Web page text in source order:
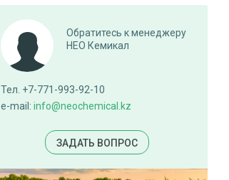
Обратитесь к менеджеру
НЕО Кемикал
Тел. +7-771-993-92-10
e-mail: info@neochemical.kz
ЗАДАТЬ ВОПРОС